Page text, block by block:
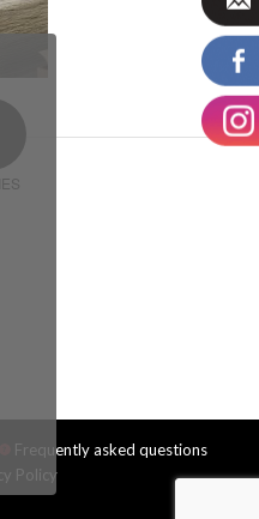
Frequently asked questions
Policy